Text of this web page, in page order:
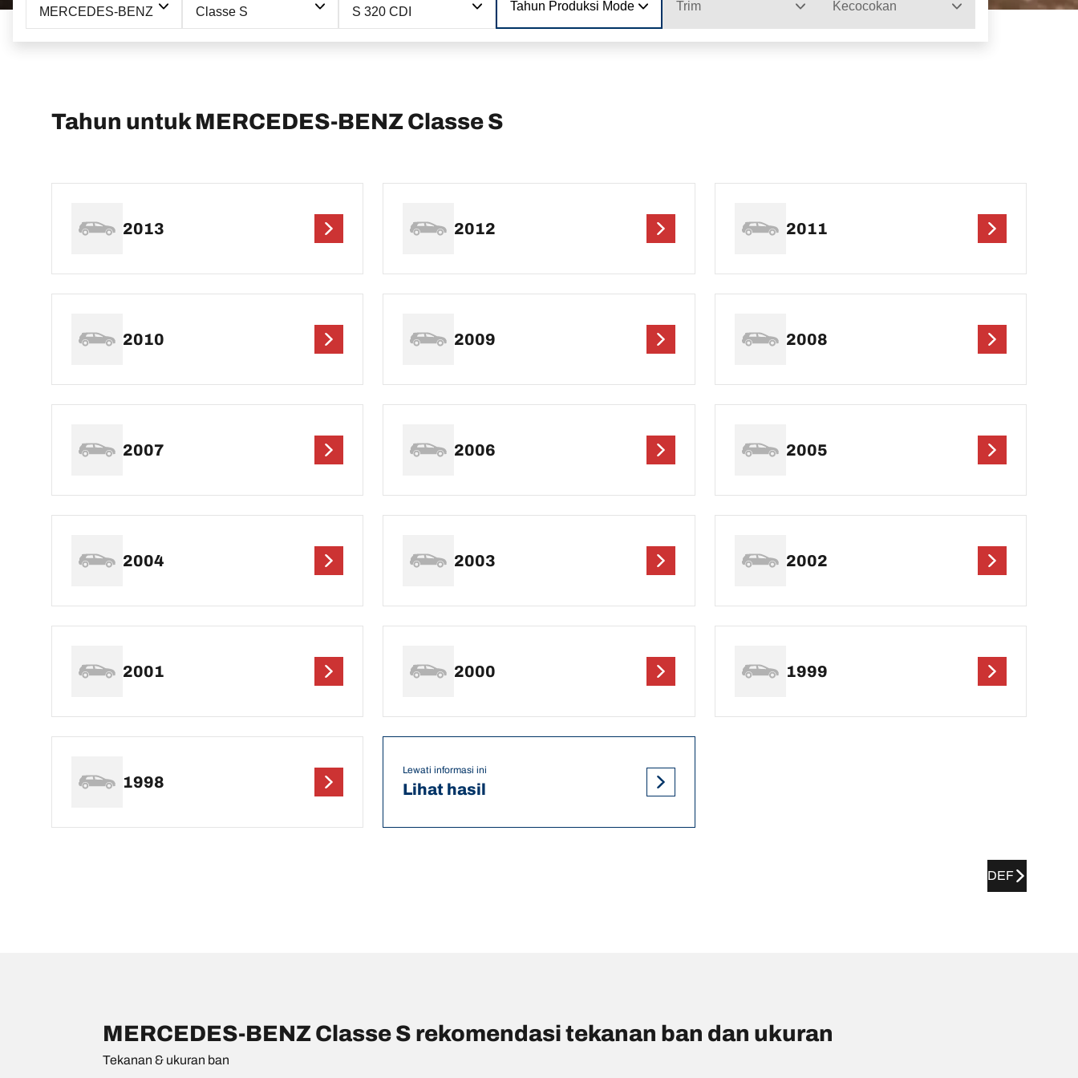
MERCEDES-BENZ Classe S S 320 CDI Tahun Produksi Model Trim Kecocokan
Tahun untuk MERCEDES-BENZ Classe S
2013 2012 2011
2010 2009 2008
2007 2006 2005
2004 2003 2002
2001 2000 1999
1998
Lewati informasi ini
Lihat hasil
DEF
MERCEDES-BENZ Classe S rekomendasi tekanan ban dan ukuran
Tekanan & ukuran ban